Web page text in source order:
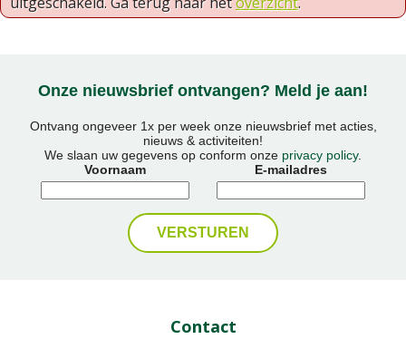
e
Onze nieuwsbrief ontvangen? Meld je aan!
Ontvang ongeveer 1x per week onze nieuwsbrief met acties,
nieuws & activiteiten!
We slaan uw gegevens op conform onze privacy policy.
Voornaam
E-mailadres
Contact